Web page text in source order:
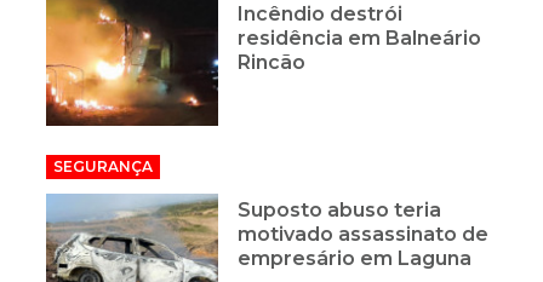
Incêndio destrói
residência em Balneário
Rincão
SEGURANÇA
Suposto abuso teria
motivado assassinato de
empresário em Laguna